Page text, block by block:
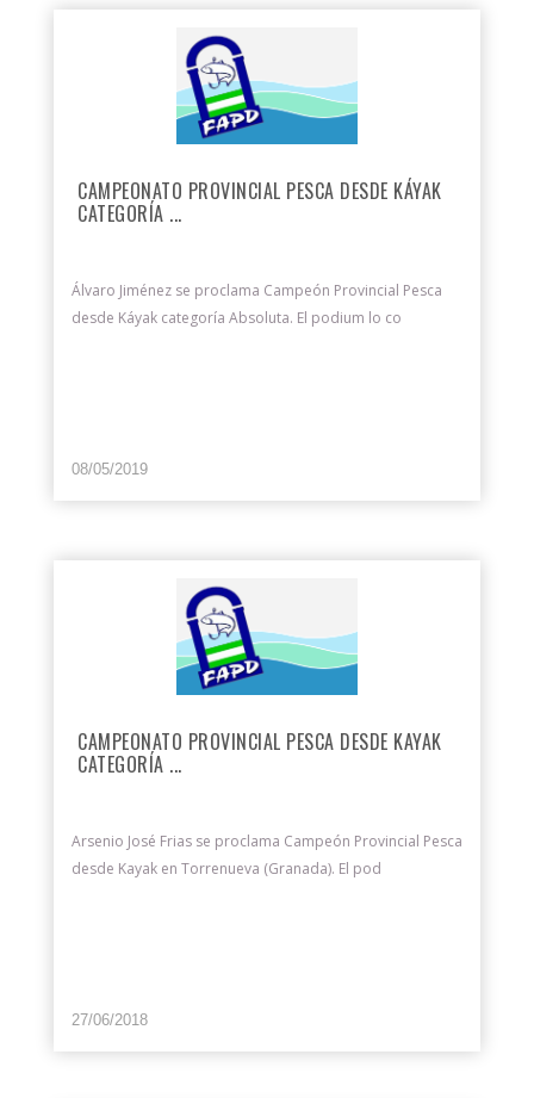
CAMPEONATO PROVINCIAL PESCA DESDE KÁYAK
CATEGORÍA ...
Álvaro Jiménez se proclama Campeón Provincial Pesca
desde Káyak categoría Absoluta. El podium lo co
08/05/2019
CAMPEONATO PROVINCIAL PESCA DESDE KAYAK
CATEGORÍA ...
Arsenio José Frias se proclama Campeón Provincial Pesca
desde Kayak en Torrenueva (Granada). El pod
27/06/2018